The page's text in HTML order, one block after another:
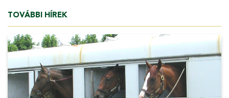
TOVÁBBI HÍREK